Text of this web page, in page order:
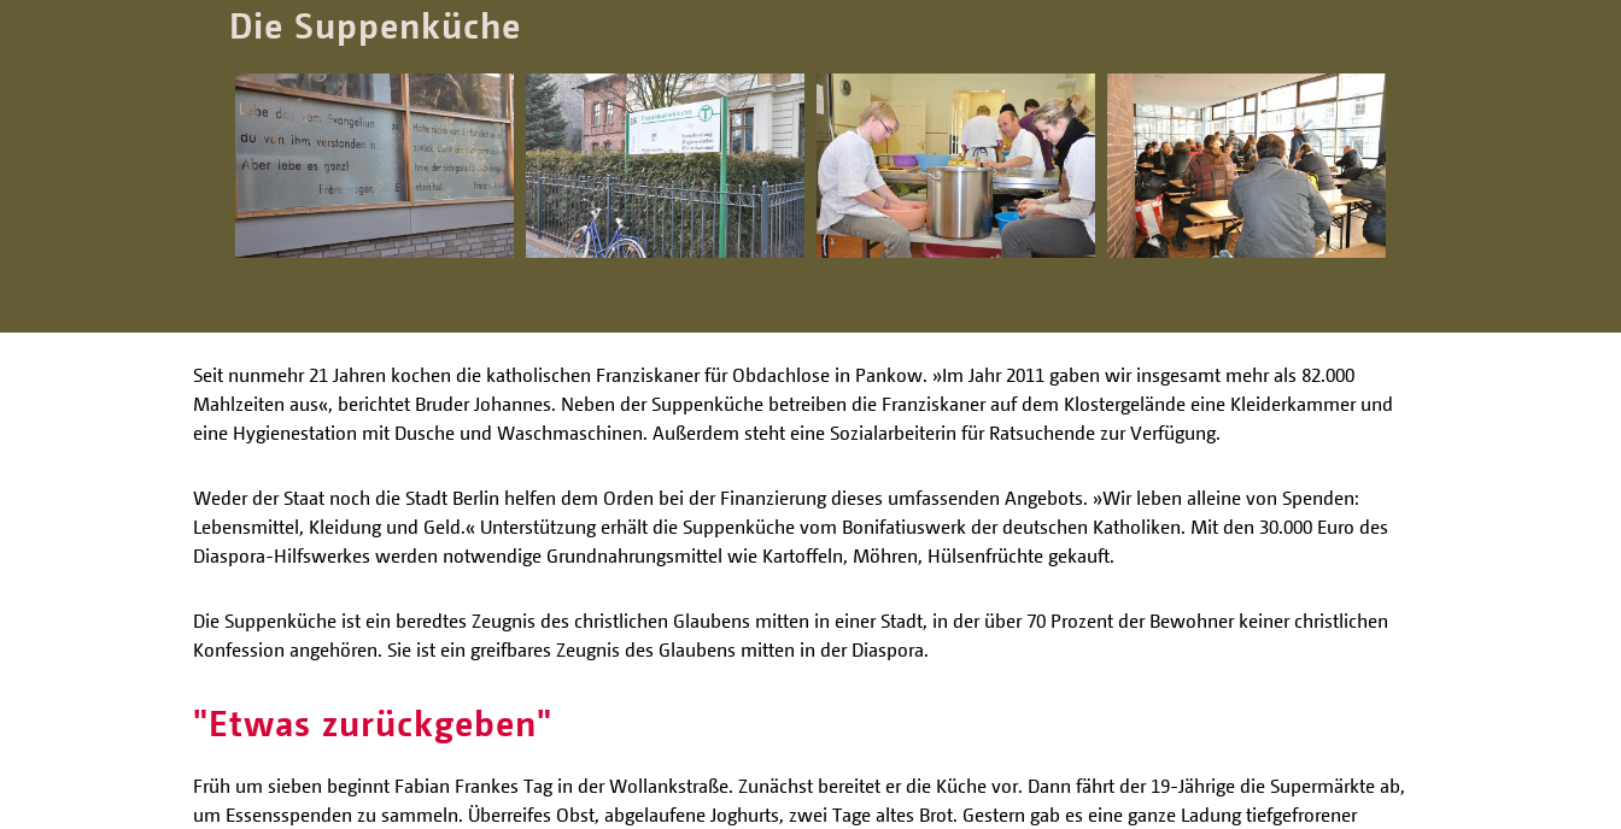
Die Suppenküche
Seit nunmehr 21 Jahren kochen die katholischen Franziskaner für Obdachlose in Pankow. »Im Jahr 2011 gaben wir insgesamt mehr als 82.000
Mahlzeiten aus«, berichtet Bruder Johannes. Neben der Suppenküche betreiben die Franziskaner auf dem Klostergelände eine Kleiderkammer und
eine Hygienestation mit Dusche und Waschmaschinen. Außerdem steht eine Sozialarbeiterin für Ratsuchende zur Verfügung.
Weder der Staat noch die Stadt Berlin helfen dem Orden bei der Finanzierung dieses umfassenden Angebots. »Wir leben alleine von Spenden:
Lebensmittel, Kleidung und Geld.« Unterstützung erhält die Suppenküche vom Bonifatiuswerk der deutschen Katholiken. Mit den 30.000 Euro des
Diaspora-Hilfswerkes werden notwendige Grundnahrungsmittel wie Kartoffeln, Möhren, Hülsenfrüchte gekauft.
Die Suppenküche ist ein beredtes Zeugnis des christlichen Glaubens mitten in einer Stadt, in der über 70 Prozent der Bewohner keiner christlichen
Konfession angehören. Sie ist ein greifbares Zeugnis des Glaubens mitten in der Diaspora.
"Etwas zurückgeben"
Früh um sieben beginnt Fabian Frankes Tag in der Wollankstraße. Zunächst bereitet er die Küche vor. Dann fährt der 19-Jährige die Supermärkte ab,
um Essensspenden zu sammeln. Überreifes Obst, abgelaufene Joghurts, zwei Tage altes Brot. Gestern gab es eine ganze Ladung tiefgefrorener